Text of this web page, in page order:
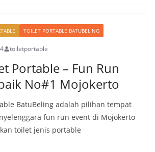
TOILET PORTABLE BATUBELING
toiletportable
Portable – Fun Run
No#1 Mojokerto
BatuBeling adalah pilihan tempat
fun run event di Mojokerto
toilet jenis portable